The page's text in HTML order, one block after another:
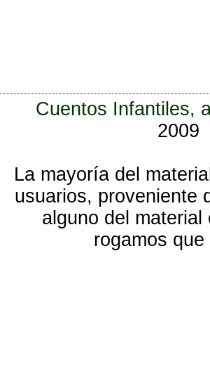
Cuentos Infantiles,
2009
La mayoría del
usuarios, proveniente
alguno del
rogamos